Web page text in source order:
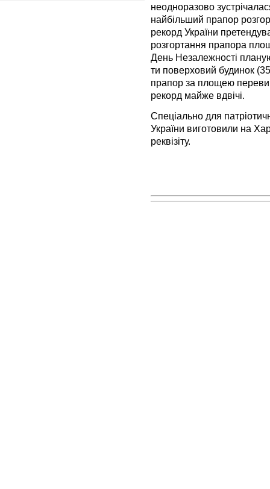
неодноразово
найбільший прапор
рекорд України
розгортання прапора
День Незалежності
ти поверховий будинок
прапор за площею
рекорд майже вдвічі.
Спеціально для
України виготовили на
реквізіту.